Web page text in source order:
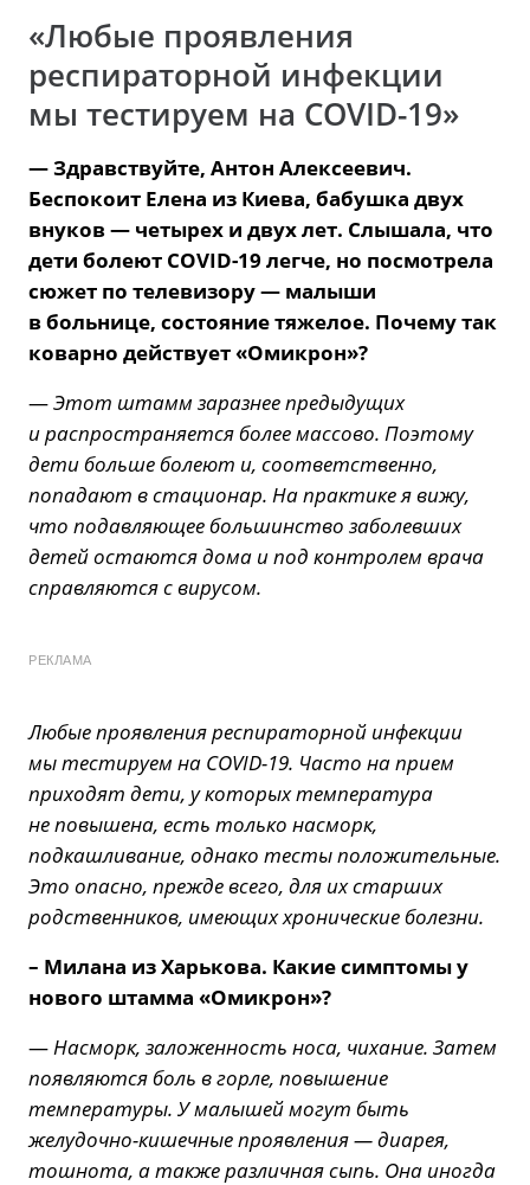
«Любые проявления
респираторной инфекции
мы тестируем на COVID-19»
— Здравствуйте, Антон Алексеевич.
Беспокоит Елена из Киева, бабушка двух
внуков — четырех и двух лет. Слышала, что
дети болеют COVID-19 легче, но посмотрела
сюжет по телевизору — малыши
в больнице, состояние тяжелое. Почему так
коварно действует «Омикрон»?
—Этот штамм заразнее предыдущих
и распространяется более массово. Поэтому
дети больше болеют и, соответственно,
попадают в стационар. На практике я вижу,
что подавляющее большинство заболевших
детей остаются дома и под контролем врача
справляются с вирусом.
РЕКЛАМА
Любые проявления респираторной инфекции
мы тестируем на COVID-19. Часто на прием
приходят дети, у которых температура
не повышена, есть только насморк,
подкашливание, однако тесты положительные.
Это опасно, прежде всего, для их старших
родственников, имеющих хронические болезни.
– Милана из Харькова. Какие симптомы у
нового штамма «Омикрон»?
—Насморк, заложенность носа, чихание. Затем
появляются боль в горле, повышение
температуры. У малышей могут быть
желудочно-кишечные проявления — диарея,
тошнота, а также различная сыпь. Она иногда